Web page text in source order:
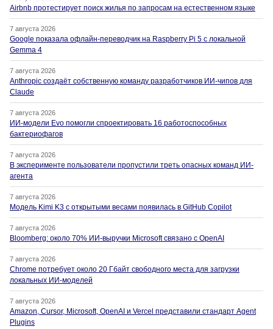
Airbnb протестирует поиск жилья по запросам на естественном языке
7 августа 2026
Google показала офлайн-переводчик на Raspberry Pi 5 с локальной
Gemma 4
7 августа 2026
Anthropic создаёт собственную команду разработчиков ИИ-чипов для
Claude
7 августа 2026
ИИ-модели Evo помогли спроектировать 16 работоспособных
бактериофагов
7 августа 2026
В эксперименте пользователи пропустили треть опасных команд ИИ-
агента
7 августа 2026
Модель Kimi K3 с открытыми весами появилась в GitHub Copilot
7 августа 2026
Bloomberg: около 70% ИИ-выручки Microsoft связано с OpenAI
7 августа 2026
Chrome потребует около 20 Гбайт свободного места для загрузки
локальных ИИ-моделей
7 августа 2026
Amazon, Cursor, Microsoft, OpenAI и Vercel представили стандарт Agent
Plugins